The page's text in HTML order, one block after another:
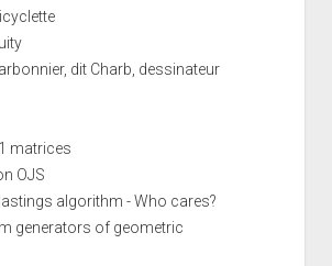
dit Charb, dessinateur
matrices
OJS
algorithm - Who cares?
generators of geometric